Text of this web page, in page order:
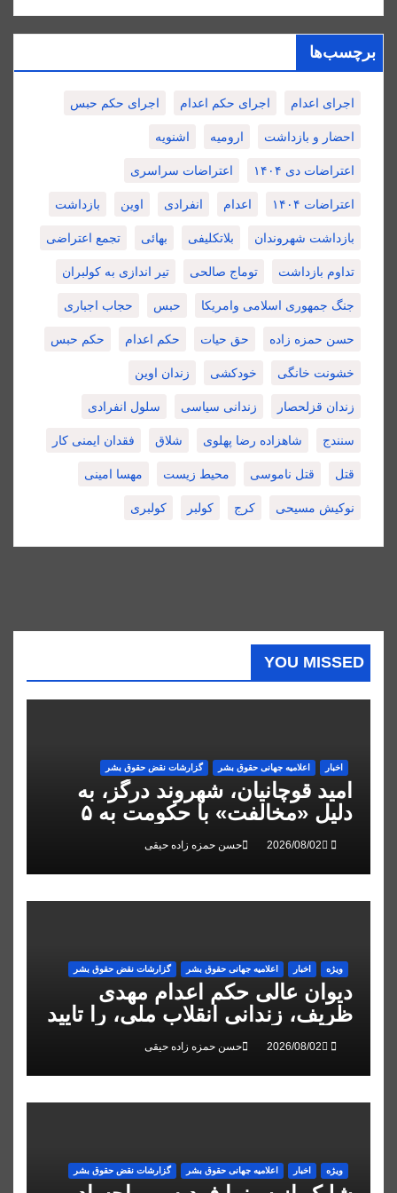
برچسب‌ها
اجرای اعدام اجرای حکم اعدام اجرای حکم حبس
احضار و بازداشت ارومیه اشنویه
اعتراضات دی ۱۴۰۴ اعتراضات سراسری
اعتراضات ۱۴۰۴ اعدام انفرادی اوین بازداشت
بازداشت شهروندان بلاتکلیفی بهائی تجمع اعتراضی
تداوم بازداشت توماج صالحی تیر اندازی به کولبران
جنگ جمهوری اسلامی وامریکا حبس حجاب اجباری
حسن حمزه زاده حق حیات حکم اعدام حکم حبس
خشونت خانگی خودکشی زندان اوین
زندان قزلحصار زندانی سیاسی سلول انفرادی
سنندج شاهزاده رضا پهلوی شلاق فقدان ایمنی کار
قتل قتل ناموسی محیط زیست مهسا امینی
نوکیش مسیحی کرج کولبر کولبری
YOU MISSED
اخبار اعلاميه جهانی حقوق بشر گزارشات نقض حقوق بشر
امید قوچانیان، شهروند درگز، به
دلیل «مخالفت» با حکومت به ۵
سال زندان محکوم شد
حسن حمزه زاده حیقی
ویژه اخبار اعلاميه جهانی حقوق بشر گزارشات نقض حقوق بشر
دیوان عالی حکم اعدام مهدی
ظریف، زندانی انقلاب ملی، را تایید
کرد
حسن حمزه زاده حیقی
ویژه اخبار اعلاميه جهانی حقوق بشر گزارشات نقض حقوق بشر